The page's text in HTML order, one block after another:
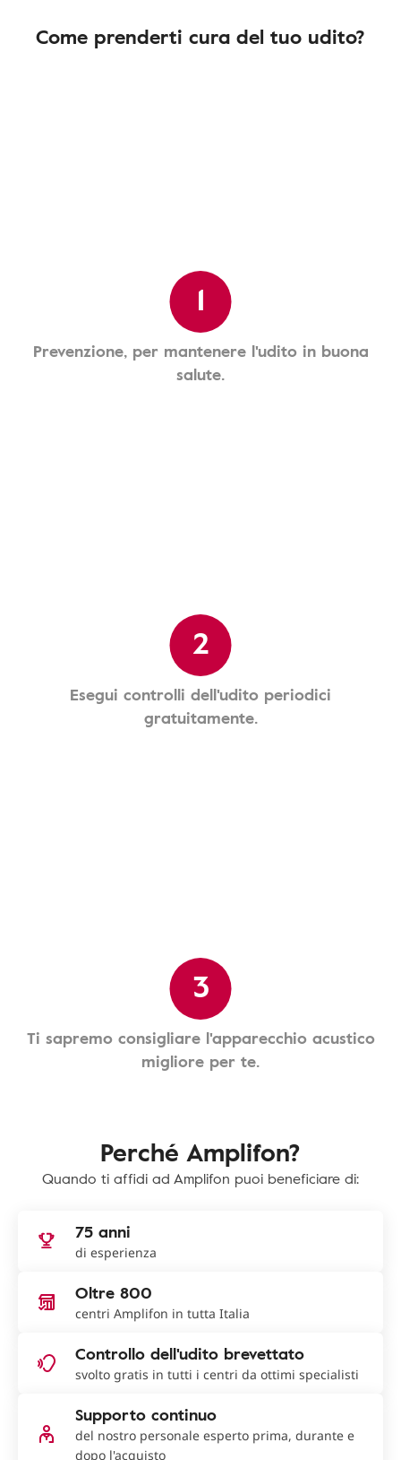
Come prenderti cura del tuo udito?
1
Prevenzione, per mantenere l'udito in buona
salute.
2
Esegui controlli dell'udito periodici
gratuitamente.
3
Ti sapremo consigliare l'apparecchio acustico
migliore per te.
Perché Amplifon?
Quando ti affidi ad Amplifon puoi beneficiare di:
75 anni
di esperienza
Oltre 800
centri Amplifon in tutta Italia
Controllo dell'udito brevettato
svolto gratis in tutti i centri da ottimi specialisti
Supporto continuo
del nostro personale esperto prima, durante e
dopo l'acquisto